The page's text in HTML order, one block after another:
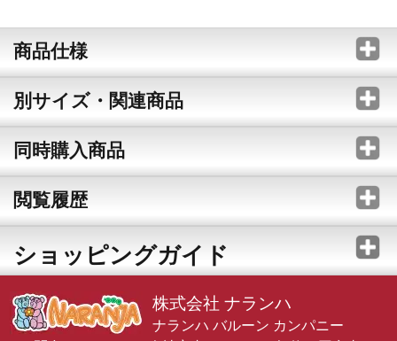
商品仕様
別サイズ・関連商品
同時購入商品
閲覧履歴
ショッピングガイド
株式会社 ナランハ
ナランハ バルーン カンパニー